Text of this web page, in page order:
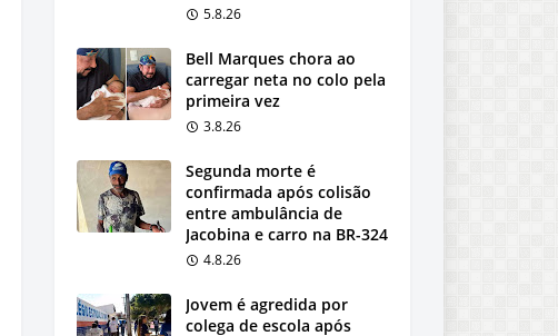
5.8.26
Bell Marques chora ao
carregar neta no colo pela
primeira vez
3.8.26
Segunda morte é
confirmada após colisão
entre ambulância de
Jacobina e carro na BR-324
4.8.26
Jovem é agredida por
colega de escola após